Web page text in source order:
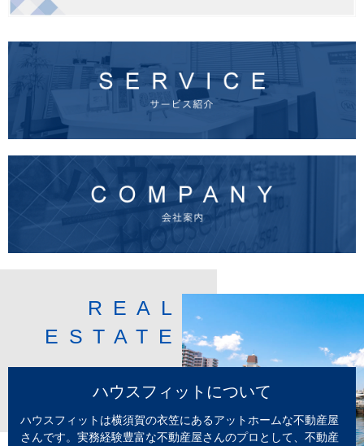
REAL
ESTATE
ハウスフィットについて
ハウスフィットは横須賀の衣笠にあるアットホームな不動産屋
さんです。実務経験豊富な不動産屋さんのプロとして、不動産